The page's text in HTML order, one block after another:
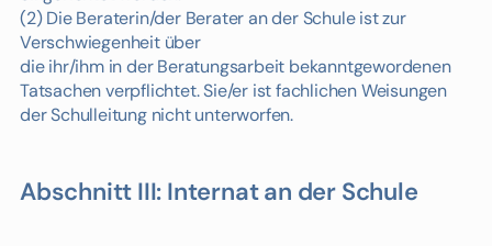
(2) Die Beraterin/der Berater an der Schule ist zur
Verschwiegenheit über
die ihr/ihm in der Beratungsarbeit bekanntgewordenen
Tatsachen verpflichtet. Sie/er ist fachlichen Weisungen
der Schulleitung nicht unterworfen.
Abschnitt III: Internat an der Schule